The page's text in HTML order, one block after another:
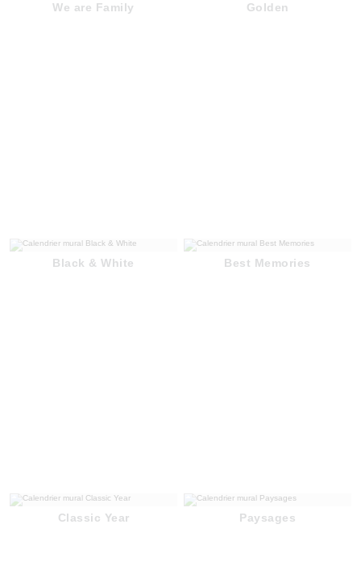
We are Family Golden
Black & White Best Memories
Classic Year Paysages